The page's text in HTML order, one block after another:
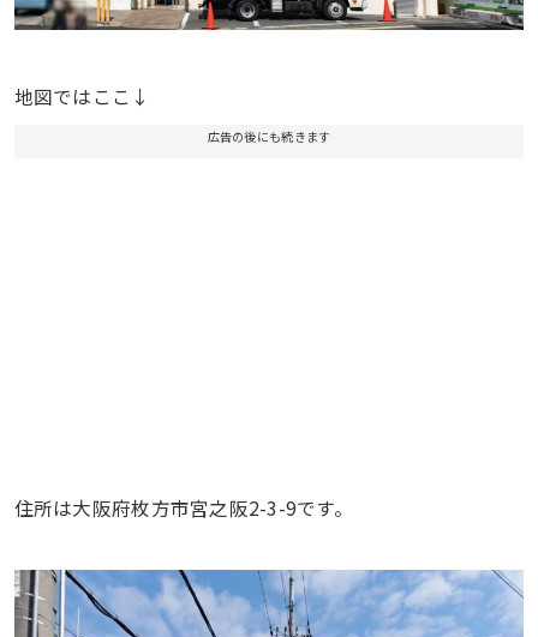
地図ではここ↓
広告の後にも続きます
住所は大阪府枚方市宮之阪2-3-9です。